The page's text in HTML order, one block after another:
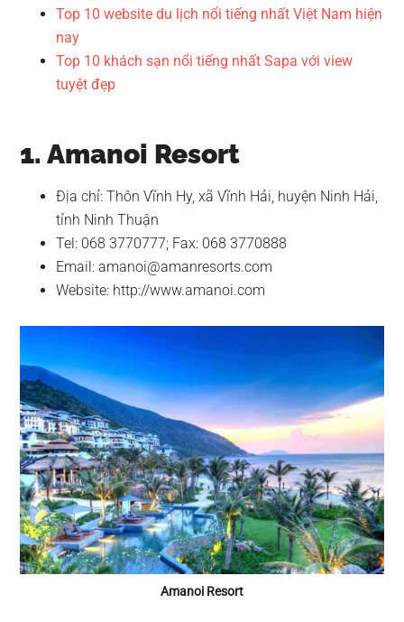
Top 10 website du lịch nổi tiếng nhất Việt Nam hiện
nay
Top 10 khách sạn nổi tiếng nhất Sapa với view
tuyệt đẹp
1. Amanoi Resort
Địa chỉ: Thôn Vĩnh Hy, xã Vĩnh Hải, huyện Ninh Hải,
tỉnh Ninh Thuận
Tel: 068 3770777; Fax: 068 3770888
Email:amanoi@amanresorts.com
Website: http://www.amanoi.com
Amanoi Resort